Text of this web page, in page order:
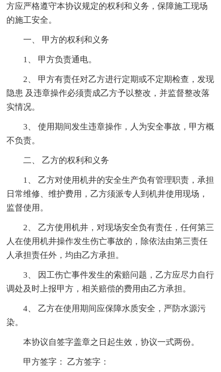
方应严格遵守本协议规定的权利和义务，保障施工现场
的施工安全。
一、 甲方的权利和义务
1、 甲方负责通电。
2、 甲方有责任对乙方进行定期或不定期检查，发现
隐患 及违章操作必须责成乙方予以整改，并监督整改落
实情况。
3、 使用期间发生违章操作，人为安全事故，甲方概
不负责。
二、 乙方的权利和义务
1、 乙方对使用机井的安全生产负有管理职责，承担
日常维修、维护费用，乙方须派专人到机井使用现场，
监督使用。
2、 乙方使用机井，对现场安全负有责任，任何第三
人在使用机井操作发生伤亡事故的，除依法由第三责任
人承担责任外，均由乙方承担。
3、 因工伤亡事件发生的索赔问题，乙方应尽力自行
调处及时上报甲方，相关赔偿的费用由乙方承担。
4、 乙方在使用期间应保障水质安全，严防水源污
染。
本协议自签字盖章之日起生效，协议一式两份。
甲方签字： 乙方签字：